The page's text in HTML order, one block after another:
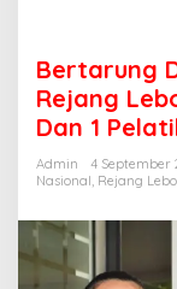
Bertarung
Rejang
Dan 1
Admin
4 September
Nasional, Rejang